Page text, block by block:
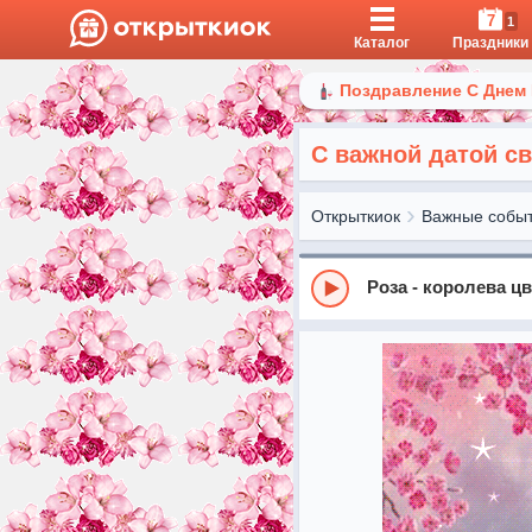
Каталог
7 1
Праздники
Поздравление С
С важной датой
Открыткиок Важные
Роза - королева